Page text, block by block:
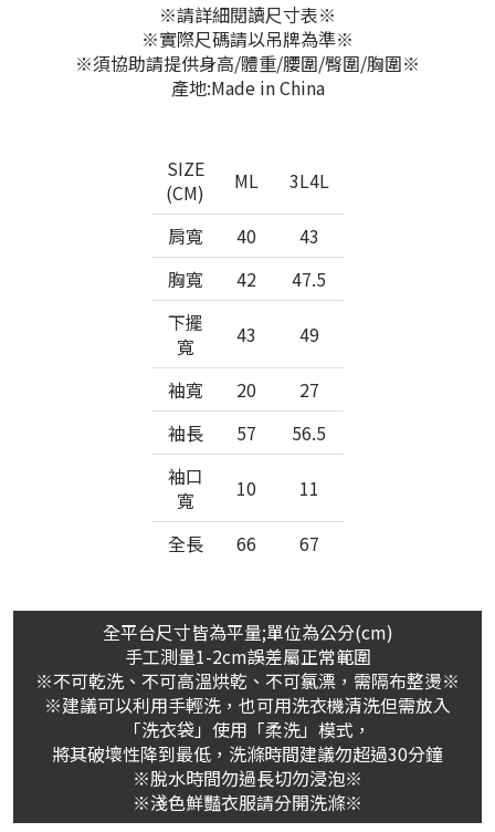
※請詳細閱讀尺寸表※
※實際尺碼請以吊牌為準※
※須協助請提供身高/體重/腰圍/臀圍/胸圍※
產地:Made in China
SIZE
(CM)
ML 3L4L
肩寬 40
43
胸寬
42
47.5
下擺
寬
43 49
袖寬 20
27
袖長
57
56.5
袖口
寬
10 11
全長 66 67
全平台尺寸皆為平量;單位為公分(cm)
手工測量1-2cm誤差屬正常範圍
※不可乾洗、不可高溫烘乾、不可氯漂，需隔布整燙※
※建議可以利用手輕洗，也可用洗衣機清洗但需放入
「洗衣袋」使用「柔洗」模式，
將其破壞性降到最低，洗滌時間建議勿超過30分鐘
※脫水時間勿過長切勿浸泡※
※淺色鮮豔衣服請分開洗滌※